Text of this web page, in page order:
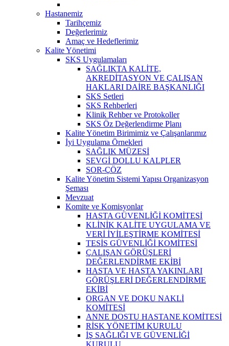
Hastanemiz
Tarihçemiz
Değerlerimiz
Amaç ve Hedeflerimiz
Kalite Yönetimi
SKS Uygulamaları
SAĞLIKTA KALİTE,
AKREDİTASYON VE ÇALIŞAN
HAKLARI DAİRE BAŞKANLIĞI
SKS Setleri
SKS Rehberleri
Klinik Rehber ve Protokoller
SKS Öz Değerlendirme Planı
Kalite Yönetim Birimimiz ve Çalışanlarımız
İyi Uygulama Örnekleri
SAĞLIK MÜZESİ
SEVGİ DOLLU KALPLER
SOR-ÇÖZ
Kalite Yönetim Sistemi Yapısı Organizasyon
Şeması
Mevzuat
Komite ve Komisyonlar
HASTA GÜVENLİĞİ KOMİTESİ
KLİNİK KALİTE UYGULAMA VE
VERİ İYİLEŞTİRME KOMİTESİ
TESİS GÜVENLİĞİ KOMİTESİ
ÇALIŞAN GÖRÜŞLERİ
DEĞERLENDİRME EKİBİ
HASTA VE HASTA YAKINLARI
GÖRÜŞLERİ DEĞERLENDİRME
EKİBİ
ORGAN VE DOKU NAKLİ
KOMİTESİ
ANNE DOSTU HASTANE KOMİTESİ
RİSK YÖNETİM KURULU
İŞ SAĞLIĞI VE GÜVENLİĞİ
KURULU